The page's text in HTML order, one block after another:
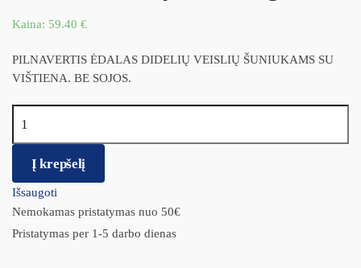
Kaina: 59.40 €
PILNAVERTIS ĖDALAS DIDELIŲ VEISLIŲ ŠUNIUKAMS SU
VIŠTIENA. BE SOJOS.
Į krepšelį
Išsaugoti
Nemokamas pristatymas nuo 50€
Pristatymas per 1-5 darbo dienas